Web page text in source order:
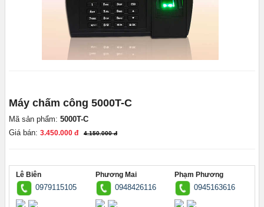
Máy chấm công 5000T-C
Mã sản phẩm:5000T-C
Giá bán:3.450.000 đ 4.150.000 đ
Lê Biên
0979115105
Phương Mai
0948426116
Phạm Phương
0945163616